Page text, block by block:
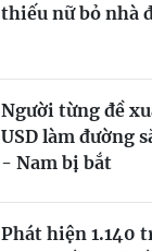
thiếu nữ bỏ nhà
Người từng đề
USD làm đường
- Nam bị bắt
Phát hiện 1.140